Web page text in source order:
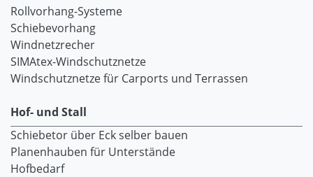
Rollvorhang-Systeme
Schiebevorhang
Windnetzrecher
SIMAtex-Windschutznetze
Windschutznetze für Carports und Terrassen
Hof- und Stall
Schiebetor über Eck selber bauen
Planenhauben für Unterstände
Hofbedarf